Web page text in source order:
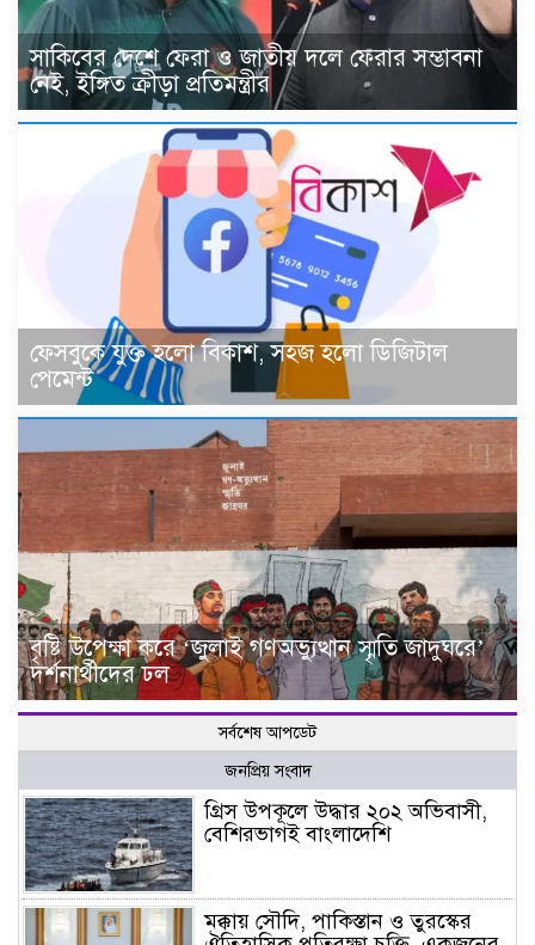
সাকিবের দেশে ফেরা ও জাতীয় দলে ফেরার সম্ভাবনা
নেই, ইঙ্গিত ক্রীড়া প্রতিমন্ত্রীর
ফেসবুকে যুক্ত হলো বিকাশ, সহজ হলো ডিজিটাল
পেমেন্ট
বৃষ্টি উপেক্ষা করে ‘জুলাই গণঅভ্যুত্থান স্মৃতি জাদুঘরে’
দর্শনার্থীদের ঢল
সর্বশেষ আপডেট
জনপ্রিয় সংবাদ
গ্রিস উপকূলে উদ্ধার ২০২ অভিবাসী,
বেশিরভাগই বাংলাদেশি
মক্কায় সৌদি, পাকিস্তান ও তুরস্কের